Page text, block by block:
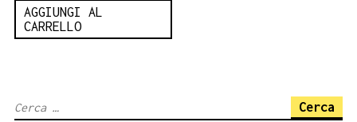
AGGIUNGI AL
CARRELLO
Ricerca